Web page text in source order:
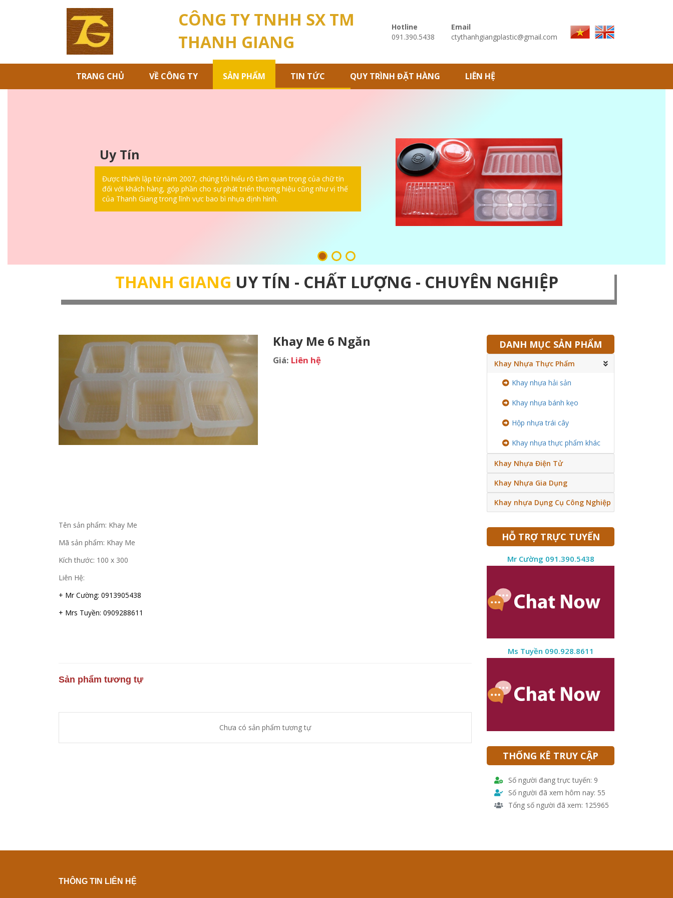
CÔNG TY TNHH SX TM
THANH GIANG
Hotline
091.390.5438
Email
ctythanhgiangplastic@gmail.com
TRANG CHỦ (CURRENT)VỀ CÔNG TY SẢN PHẨM TIN TỨC QUY TRÌNH ĐẶT HÀNG LIÊN HỆ
Uy Tín
Được thành lập từ năm 2007, chúng tôi hiểu rõ tầm quan trọng của chữ tín
đối với khách hàng, góp phần cho sự phát triển thương hiệu cũng như vị thế
của Thanh Giang trong lĩnh vực bao bì nhựa định hình.
THANH GIANG UY TÍN - CHẤT LƯỢNG - CHUYÊN NGHIỆP
Khay Me 6 Ngăn
Giá: Liên hệ
Tên sản phẩm: Khay Me
Mã sản phẩm: Khay Me
Kích thước: 100 x 300
Liên Hệ:
+ Mr Cường: 0913905438
+ Mrs Tuyền: 0909288611
Sản phẩm tương tự
Chưa có sản phẩm tương tự
DANH MỤC SẢN PHẨM
Khay Nhựa Thực Phẩm
Khay nhựa hải sản
Khay nhựa bánh kẹo
Hộp nhựa trái cây
Khay nhựa thực phẩm khác
Khay Nhựa Điện Tử
Khay Nhựa Gia Dụng
Khay nhựa Dụng Cụ Công Nghiệp
HỖ TRỢ TRỰC TUYẾN
Mr Cường 091.390.5438
Ms Tuyền 090.928.8611
THỐNG KÊ TRUY CẬP
Số người đang trực tuyến: 9
Số người đã xem hôm nay: 55
Tổng số người đã xem: 125965
THÔNG TIN LIÊN HỆ